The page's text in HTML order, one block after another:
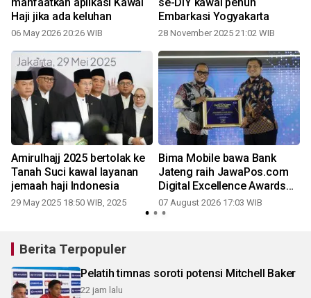
Haji jika ada keluhan
06 May 2026 20:26 WIB
Embarkasi Yogyakarta
28 November 2025 21:02 WIB
Amirulhajj 2025 bertolak ke
Tanah Suci kawal layanan
jemaah haji Indonesia
29 May 2025 18:50 WIB, 2025
Bima Mobile bawa Bank
Jateng raih JawaPos.com
Digital Excellence Awards
2026
07 August 2026 17:03 WIB
Berita Terpopuler
Pelatih timnas soroti potensi Mitchell Baker
22 jam lalu